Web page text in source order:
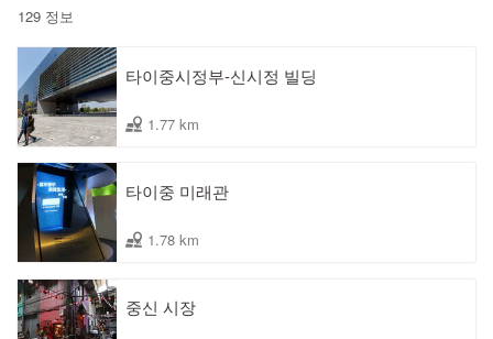
129 정보
타이중시정부-신시정 빌딩
1.77 km
타이중 미래관
1.78 km
중신 시장